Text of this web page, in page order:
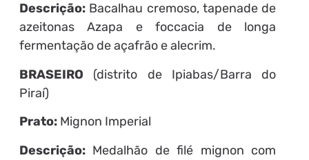
Descrição: Bacalhau cremoso, tapenade de
azeitonas Azapa e foccacia de longa
fermentação de açafrão e alecrim.
BRASEIRO (distrito de Ipiabas/Barra do
Piraí)
Prato: Mignon Imperial
Descrição: Medalhão de filé mignon com